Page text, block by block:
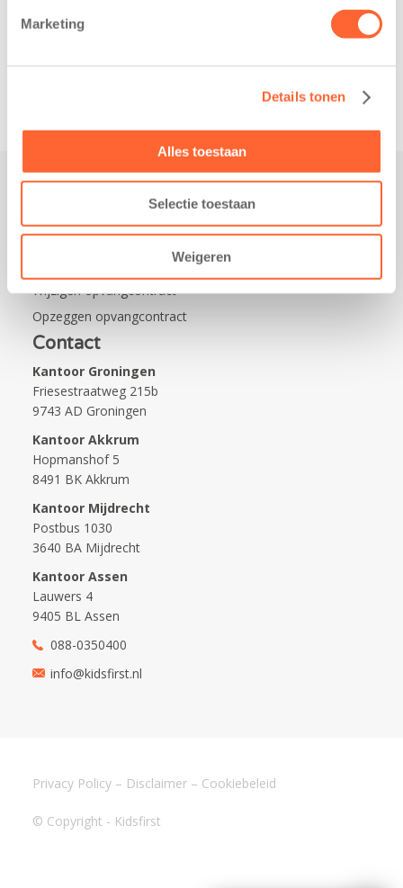
Marketing
Details tonen
Alles toestaan
Selectie toestaan
Weigeren
de wijk Wiarda in
Leeuwarden Zuid.
Werken bij Kids First
Wijzigen opvangcontract
Opzeggen opvangcontract
Contact
Kantoor Groningen
Friesestraatweg 215b
9743 AD Groningen
Kantoor Akkrum
Hopmanshof 5
8491 BK Akkrum
Kantoor Mijdrecht
Postbus 1030
3640 BA Mijdrecht
Kantoor Assen
Lauwers 4
9405 BL Assen
088-0350400
info@kidsfirst.nl
© Copyright - Kidsfirst
Privacy Policy – Disclaimer – Cookiebeleid